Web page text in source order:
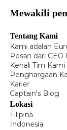
Mewakili
Tentang Kami
Kami adalah
Pesan dari CEO
Kenali Tim Kami
Penghargaan
Karier
Captain's Blog
Lokasi
Filipina
Indonesia